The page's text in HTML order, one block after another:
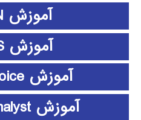
آموزش ePLAN
آموزش ETABS
آموزش expert choice
آموزش Frontier Analyst